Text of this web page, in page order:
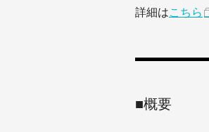
詳細はこちら
■概要